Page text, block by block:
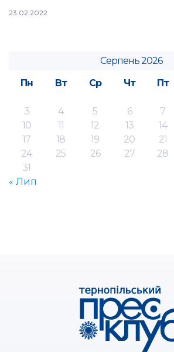
23.02.2022
Серпень 2026
Пн
Вт Ср Чт Пт
3
4 5 6 7
10
11 12 13 14
17
18 19 20 21
24
25 26 27 28
31
« Лип